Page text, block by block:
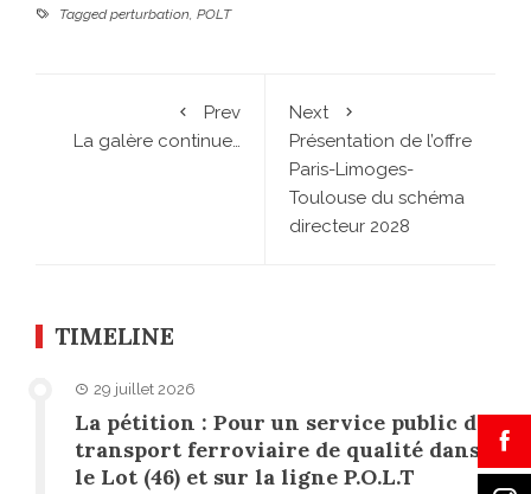
Taggedperturbation, POLT
Prev
La galère continue…
Next
Présentation de l’offre
Paris-Limoges-
Toulouse du schéma
directeur 2028
TIMELINE
29 juillet 2026
La pétition : Pour un service public de
transport ferroviaire de qualité dans
le Lot (46) et sur la ligne P.O.L.T